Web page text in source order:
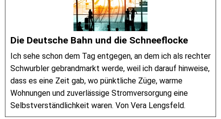
Die Deutsche Bahn und die Schneeflocke
Ich sehe schon dem Tag entgegen, an dem ich als rechter
Schwurbler gebrandmarkt werde, weil ich darauf hinweise,
dass es eine Zeit gab, wo pünktliche Züge, warme
Wohnungen und zuverlässige Stromversorgung eine
Selbstverständlichkeit waren. Von Vera Lengsfeld.